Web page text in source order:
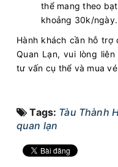
thể mang theo
khoảng 30k/ngày.
Hành khách cần hỗ
Quan Lạn, vui lòng
tư vấn cụ thể và mua
Tags: Tàu Thành
quan lạn